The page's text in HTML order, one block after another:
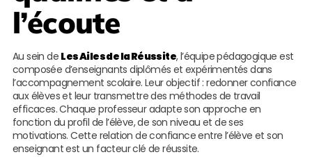
l’écoute
Au sein de Les Ailes de la Réussite, l’équipe pédagogique est
composée d’enseignants diplômés et expérimentés dans
l’accompagnement scolaire. Leur objectif : redonner confiance
aux élèves et leur transmettre des méthodes de travail
efficaces. Chaque professeur adapte son approche en
fonction du profil de l’élève, de son niveau et de ses
motivations. Cette relation de confiance entre l’élève et son
enseignant est un facteur clé de réussite.